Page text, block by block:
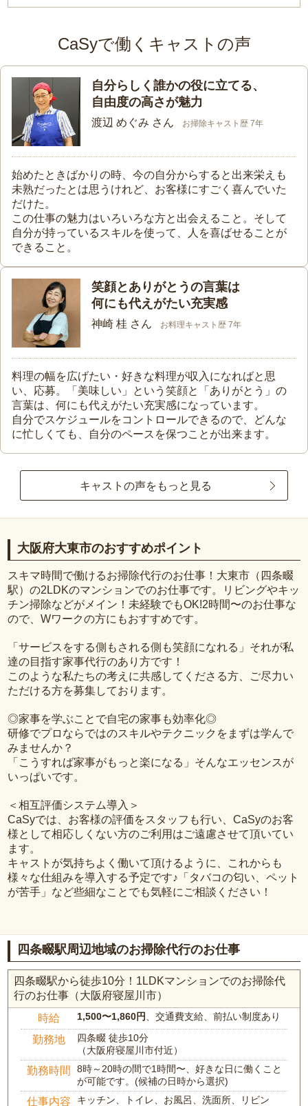
CaSyで働くキャストの声
自分らしく誰かの役に立てる、
自由度の高さが魅力
渡辺 めぐみ さん お掃除キャスト歴 7年
始めたときばかりの時、今の自分からすると出来栄えも
未熟だったとは思うけれど、お客様にすごく喜んでいた
だけた。
この仕事の魅力はいろいろな方と出会えること。そして
自分が持っているスキルを使って、人を喜ばせることが
できること。
笑顔とありがとうの言葉は
何にも代えがたい充実感
神崎 桂 さん お料理キャスト歴 7年
料理の幅を広げたい・好きな料理が収入になればと思
い、応募。「美味しい」という笑顔と「ありがとう」の
言葉は、何にも代えがたい充実感になっています。
自分でスケジュールをコントロールできるので、どんな
に忙しくても、自分のペースを保つことが出来ます。
キャストの声をもっと見る
大阪府大東市のおすすめポイント
スキマ時間で働けるお掃除代行のお仕事！大東市（四条畷
駅）の2LDKのマンションでのお仕事です。リビングやキッ
チン掃除などがメイン！未経験でもOK!2時間〜のお仕事な
ので、Wワークの方にもおすすめです。
「サービスをする側もされる側も笑顔になれる」それが私
達の目指す家事代行のあり方です！
このような私たちの考えに共感してくださる方、ご尽力い
ただける方を募集しております。
◎家事を学ぶことで自宅の家事も効率化◎
研修でプロならではのスキルやテクニックをまずは学んで
みませんか？
「こうすれば家事がもっと楽になる」そんなエッセンスが
いっぱいです。
＜相互評価システム導入＞
CaSyでは、お客様の評価をスタッフも行い、CaSyのお客
様として相応しくない方のご利用はご遠慮させて頂いてい
ます。
キャストが気持ちよく働いて頂けるように、これからも
様々な仕組みを導入する予定です♪「タバコの匂い、ペット
が苦手」など些細なことでも気軽にご相談ください！
四条畷駅周辺地域のお掃除代行のお仕事
四条畷駅から徒歩10分！1LDKマンションでのお掃除代
行のお仕事（大阪府寝屋川市）
時給 1,500〜1,860円、交通費支給、前払い制度あり
勤務地
四条畷 徒歩10分
（大阪府寝屋川市付近）
勤務時間
8時～20時の間で1時間〜、好きな日に働くこと
が可能です。(候補の日時から選択)
仕事内容 キッチン、トイレ、お風呂、洗面所、リビン